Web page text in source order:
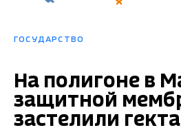
ГОСУДАРСТВО
На полигоне в
защитной
застелили